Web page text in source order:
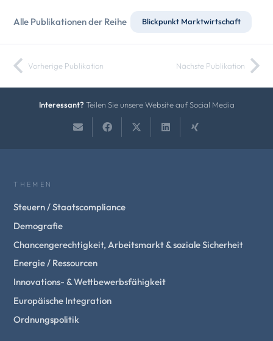
Alle Publikationen der Reihe Blickpunkt Marktwirtschaft
Vorherige Publikation Nächste Publikation
Interessant? Teilen Sie unsere Website auf Social Media
THEMEN
Steuern / Staatscompliance
Demografie
Chancengerechtigkeit, Arbeitsmarkt & soziale Sicherheit
Energie / Ressourcen
Innovations- & Wettbewerbsfähigkeit
Europäische Integration
Ordnungspolitik